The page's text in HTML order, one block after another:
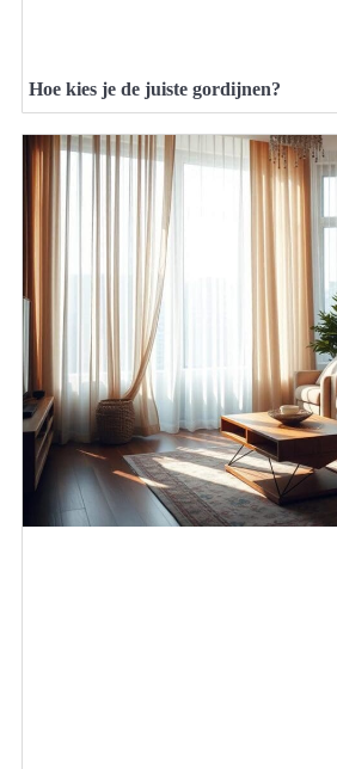
Hoe kies je de juiste gordijnen?